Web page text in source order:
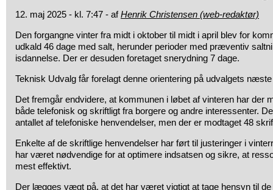
12. maj 2025 - kl. 7:47 - afHenrik Christensen (web-redaktør)
Den forgangne vinter fra midt i oktober til midt i april blev for
udkald 46 dage med salt, herunder perioder med præventiv
isdannelse. Der er desuden foretaget snerydning 7 dage.
Teknisk Udvalg får forelagt denne orientering på udvalgets
Det fremgår endvidere, at kommunen i løbet af vinteren har der
både telefonisk og skriftligt fra borgere og andre interessenter.
antallet af telefoniske henvendelser, men der er modtaget 48
Enkelte af de skriftlige henvendelser har ført til justeringer i
har været nødvendige for at optimere indsatsen og sikre, at
mest effektivt.
Der lægges vægt på, at det har været vigtigt at tage hensyn til de